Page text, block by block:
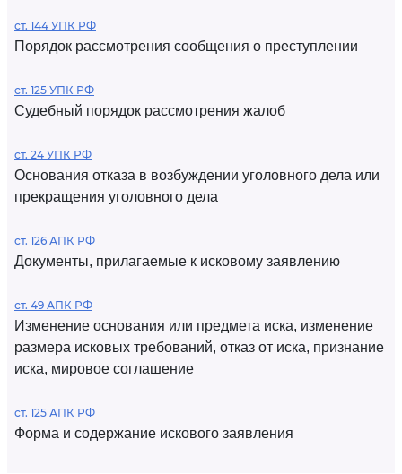
ст. 144 УПК РФ
Порядок рассмотрения сообщения о преступлении
ст. 125 УПК РФ
Судебный порядок рассмотрения жалоб
ст. 24 УПК РФ
Основания отказа в возбуждении уголовного дела или
прекращения уголовного дела
ст. 126 АПК РФ
Документы, прилагаемые к исковому заявлению
ст. 49 АПК РФ
Изменение основания или предмета иска, изменение
размера исковых требований, отказ от иска, признание
иска, мировое соглашение
ст. 125 АПК РФ
Форма и содержание искового заявления